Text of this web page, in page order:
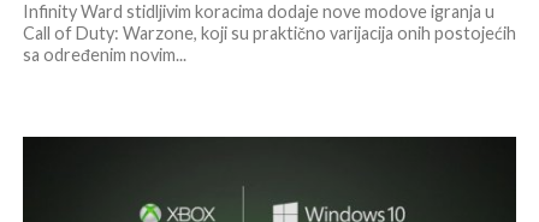
Infinity Ward stidljivim koracima dodaje nove modove igranja u
Call of Duty: Warzone, koji su praktično varijacija onih postojećih
sa određenim novim...